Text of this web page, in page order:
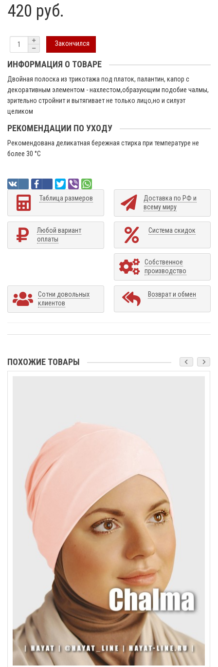
420 руб.
Закончился
ИНФОРМАЦИЯ О ТОВАРЕ
Двойная полоска из трикотажа под платок, палантин, капор с
декоративным элементом - нахлестом,образующим подобие чалмы,
зрительно стройнит и вытягивает не только лицо,но и силуэт
целиком
РЕКОМЕНДАЦИИ ПО УХОДУ
Рекомендована деликатная бережная стирка при температуре не
более 30 °C
Таблица размеров
Доставка по РФ и
всему миру
Любой вариант
оплаты
Система скидок
Собственное
производство
Сотни довольных
клиентов
Возврат и обмен
ПОХОЖИЕ ТОВАРЫ